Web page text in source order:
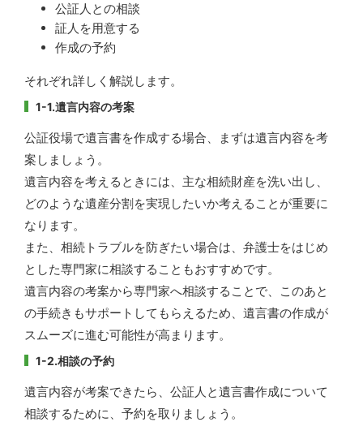
公証人との相談
証人を用意する
作成の予約
それぞれ詳しく解説します。
1-1.遺言内容の考案
公証役場で遺言書を作成する場合、まずは遺言内容を考
案しましょう。
遺言内容を考えるときには、主な相続財産を洗い出し、
どのような遺産分割を実現したいか考えることが重要に
なります。
また、相続トラブルを防ぎたい場合は、弁護士をはじめ
とした専門家に相談することもおすすめです。
遺言内容の考案から専門家へ相談することで、このあと
の手続きもサポートしてもらえるため、遺言書の作成が
スムーズに進む可能性が高まります。
1-2.相談の予約
遺言内容が考案できたら、公証人と遺言書作成について
相談するために、予約を取りましょう。